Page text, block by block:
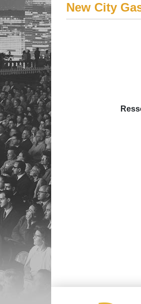
New City